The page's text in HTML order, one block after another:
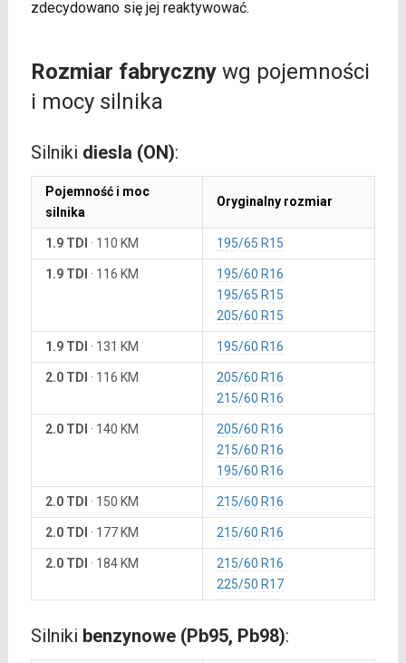
zdecydowano się jej reaktywować.
Rozmiar fabrycznywg pojemności
i mocy silnika
Silniki diesla (ON):
Pojemność i moc
silnika
Oryginalny rozmiar
1.9 TDI · 110 KM 195/65 R15
1.9 TDI · 116 KM
195/60 R16
195/65 R15
205/60 R15
1.9 TDI · 131 KM 195/60 R16
2.0 TDI · 116 KM
205/60 R16
215/60 R16
2.0 TDI · 140 KM
205/60 R16
215/60 R16
195/60 R16
2.0 TDI · 150 KM 215/60 R16
2.0 TDI · 177 KM 215/60 R16
2.0 TDI · 184 KM
215/60 R16
225/50 R17
Silniki benzynowe (Pb95, Pb98):